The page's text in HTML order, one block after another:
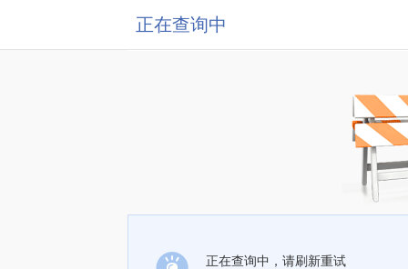
正在查询中
正在查询中，请刷新重试